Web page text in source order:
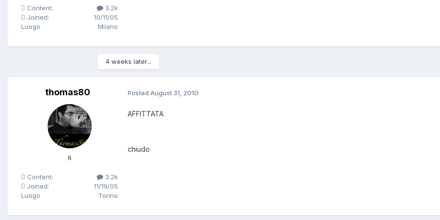
Content:
3.2k
Joined:
10/11/05
Luogo
Milano
4 weeks later...
thomas80
6
Content:
3.2k
Joined:
11/19/05
Luogo
Torino
Posted August 31, 2010
AFFITTATA
chiudo